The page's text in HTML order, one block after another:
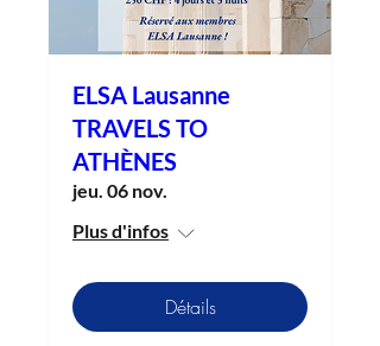
ELSA Lausanne
TRAVELS TO
ATHÈNES
jeu. 06 nov.
Plus d'infos
Détails